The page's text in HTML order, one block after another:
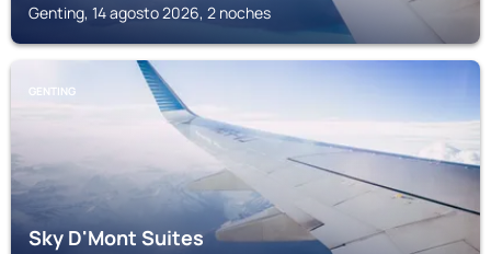
Genting, 14 agosto 2026, 2 noches
GENTING
Sky D'Mont Suites